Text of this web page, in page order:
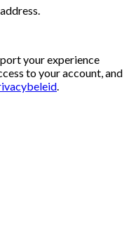
your experience
to your account, and
.